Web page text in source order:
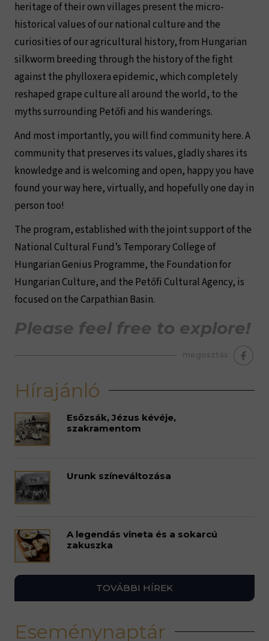
heritage of their own villages present the micro-
historical values of our national culture and the
curiosities of our agricultural history, from Hungarian
silkworm breeding through the history of the fight
against the phylloxera epidemic, which completely
reshaped grape culture all around the world, to the
myths surrounding Petőfi and his wanderings.
And most importantly, you will find community here. A
community that preserves its values, gladly shares its
knowledge and is welcoming and open, happy you have
found your way here, virtually, and hopefully one day in
person too!
The program, established with the joint support of the
National Cultural Fund’s Temporary College of
Hungarian Genius Programme, the Foundation for
Hungarian Culture, and the Petőfi Cultural Agency, is
focused on the Carpathian Basin.
Please feel free to explore!
megosztás
Hírajánló
Esőzsák, Jézus kévéje,
szakramentom
Urunk színeváltozása
A legendás vineta és a sokarcú
zakuszka
TOVÁBBI HÍREK
Eseménynaptár